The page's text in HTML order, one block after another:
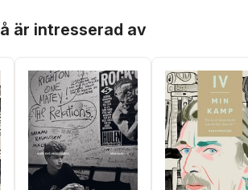
är intresserad av